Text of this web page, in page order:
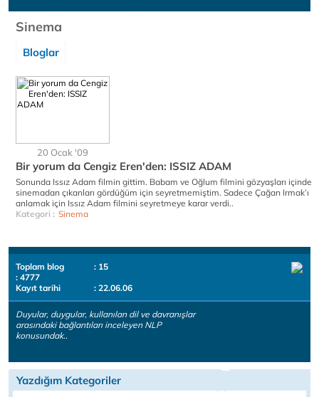
Sinema
Bloglar
20 Ocak '09
Bir yorum da Cengiz Eren'den: ISSIZ ADAM
Sonunda Issız Adam filmin gittim. Babam ve Oğlum filmini gözyaşları içinde
sinemadan çıkanları gördüğüm için seyretmemiştim. Sadece Çağan Irmak’ı
anlamak için Issız Adam filmini seyretmeye karar verdi..
Kategori : Sinema
Toplam blog
: 15
: 4777
Kayıt tarihi
: 22.06.06
Duyular, duygular, kullanılan dil ve davranışlar
arasındaki bağlantıları inceleyen NLP
konusundak..
Yazdığım Kategoriler